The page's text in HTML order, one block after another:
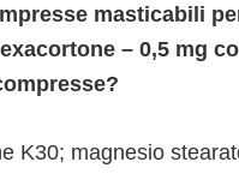
masticabili
– 0,5 mg
K30; magnesio